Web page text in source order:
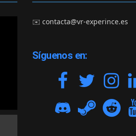
✉️contacta@vr-experince.es
Síguenos en: